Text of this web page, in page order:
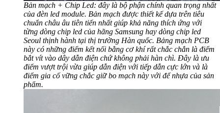
Bản mạch + Chip Led: đây là bộ phận chính quan trọng nhất
của đèn led module. Bản mạch được thiết kế dựa trên tiêu
chuẩn châu âu tiên tiến nhất giúp khả năng thích ứng với
từng dòng chip led của hãng Samsung hay dòng chip led
Seoul thịnh hành tại thị trường Hàn quốc. Bảng mạch PCB
này có những điểm kết nối bằng cơ khí rất chắc chắn là điểm
bắt vít vào dây dẫn điện chứ không phải hàn chì. Đây là ưu
điểm vượt trội vừa giúp dẫn điện với tiếp dẫn cực lớn và là
điểm gia cố vững chắc giữ bo mạch này với để nhựa của sản
phẩm.